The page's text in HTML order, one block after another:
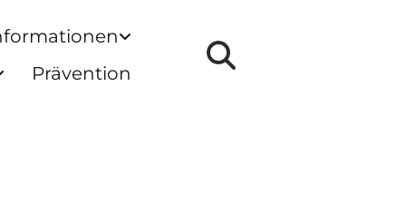
Prävention